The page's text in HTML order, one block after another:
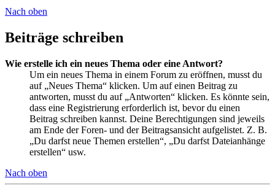
Nach oben
Beiträge schreiben
Wie erstelle ich ein neues Thema oder eine Antwort?
Um ein neues Thema in einem Forum zu eröffnen, musst du
auf „Neues Thema“ klicken. Um auf einen Beitrag zu
antworten, musst du auf „Antworten“ klicken. Es könnte sein,
dass eine Registrierung erforderlich ist, bevor du einen
Beitrag schreiben kannst. Deine Berechtigungen sind jeweils
am Ende der Foren- und der Beitragsansicht aufgelistet. Z. B.
„Du darfst neue Themen erstellen“, „Du darfst Dateianhänge
erstellen“ usw.
Nach oben